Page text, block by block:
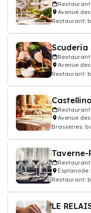
Restaurant
Avenue
Restaurant:
Scuderia
Restaurant
Avenue
Restaurant:
Restaurant
Avenue
Brasseries:
Restaurant
Esplanade
Restaurant:
LE